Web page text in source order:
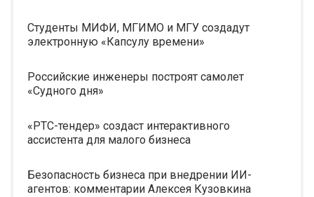
Студенты МИФИ, МГИМО и МГУ создадут
электронную «Капсулу времени»
Российские инженеры построят самолет
«Судного дня»
«РТС-тендер» создаст интерактивного
ассистента для малого бизнеса
Безопасность бизнеса при внедрении ИИ-
агентов: комментарии Алексея Кузовкина